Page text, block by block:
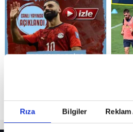
Rıza Bilgiler Reklam
Reddet